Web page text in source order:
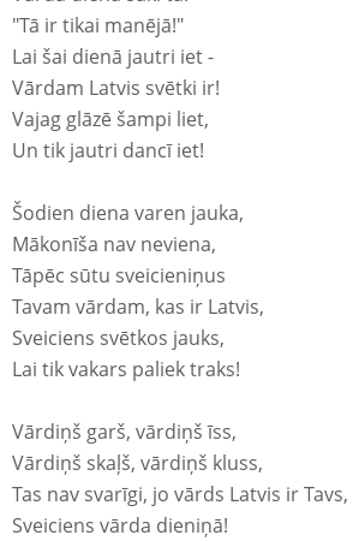
"Tā ir tikai manējā!"
Lai šai dienā jautri iet -
Vārdam Latvis svētki ir!
Vajag glāzē šampi liet,
Un tik jautri dancī iet!
Šodien diena varen jauka,
Mākonīša nav neviena,
Tāpēc sūtu sveicieniņus
Tavam vārdam, kas ir Latvis,
Sveiciens svētkos jauks,
Lai tik vakars paliek traks!
Vārdiņš garš, vārdiņš īss,
Vārdiņš skaļš, vārdiņš kluss,
Tas nav svarīgi, jo vārds Latvis ir Tavs,
Sveiciens vārda dieniņā!